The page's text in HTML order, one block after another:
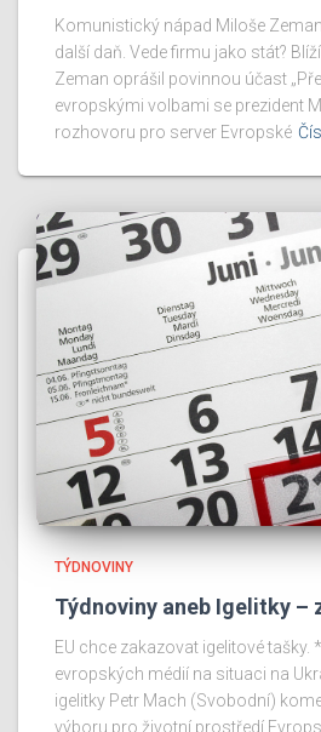
Komunistický nápad Miloše
další daň. Vede firmu jako stát?
Zeman oprášil povinnou účast
evropskými volbami se prezident
rozhovoru pro server Evropské
TÝDNOVINY
Týdnoviny aneb Igelitky –
EU chce zakazovat igelitové tašky.
evropských médií na situaci na
igelitky Petr Mach (Svobodní)
výboru pro životní prostředí